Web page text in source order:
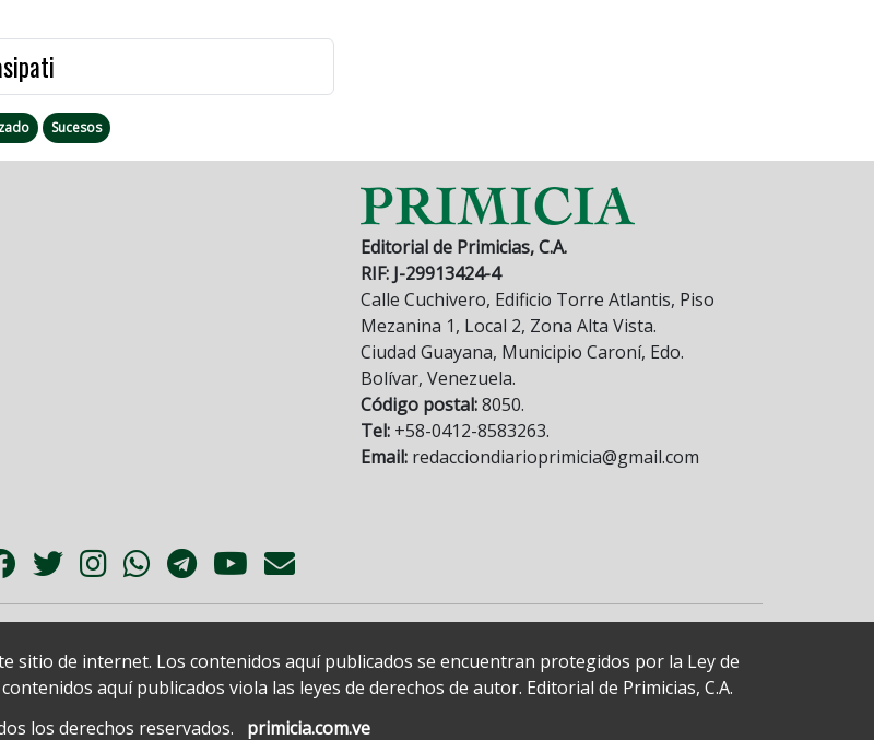
Sucesos
Editorial de Primicias, C.A.
RIF: J-29913424-4
Calle Cuchivero, Edificio Torre Atlantis, Piso
Mezanina 1, Local 2, Zona Alta Vista.
Ciudad Guayana, Municipio Caroní, Edo.
Bolívar, Venezuela.
Código postal:8050.
Tel: +58-0412-8583263.
Email: redacciondiarioprimicia@gmail.com
sitio de internet. Los contenidos aquí publicados se encuentran protegidos por la Ley de
aquí publicados viola las leyes de derechos de autor. Editorial de Primicias, C.A.
los derechos reservados.
primicia.com.ve